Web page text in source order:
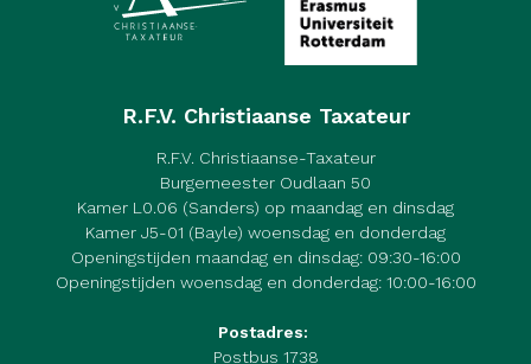
R.F.V. Christiaanse Taxateur
R.F.V. Christiaanse-Taxateur
Burgemeester Oudlaan 50
Kamer L0.06 (Sanders) op maandag en dinsdag
Kamer J5-01 (Bayle) woensdag en donderdag
Openingstijden maandag en dinsdag: 09:30-16:00
Openingstijden woensdag en donderdag: 10:00-16:00
Postadres:
Postbus 1738